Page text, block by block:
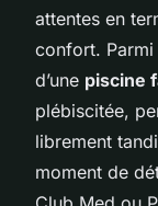
attentes en
confort. Parmi
d’une piscine
plébiscitée,
librement
moment de